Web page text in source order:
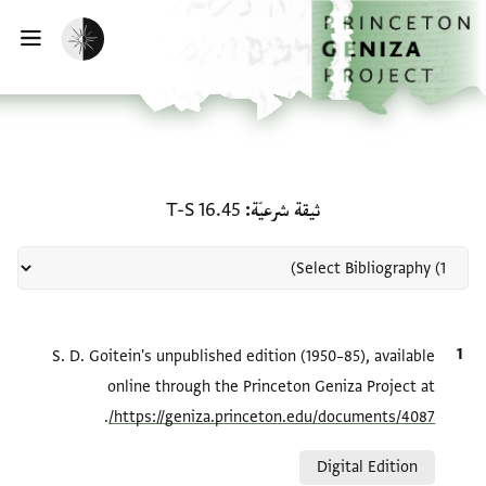
إلى المحتوى الرئيسي
الرئيسية
تفعيل الوضع المظلم
ثيقة شرعيّة T-S 16.45
الاقتباس المرجعي
S. D. Goitein's unpublished edition (1950–85), available
online through the Princeton Geniza Project at
https://geniza.princeton.edu/documents/4087/
.
Digital Edition